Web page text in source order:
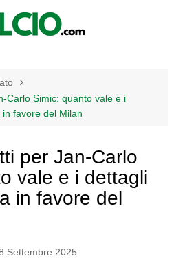
Carlo Simic: quanto vale e i
favore del Milan
per Jan-Carlo
vale e i dettagli
in favore del
Settembre 2025